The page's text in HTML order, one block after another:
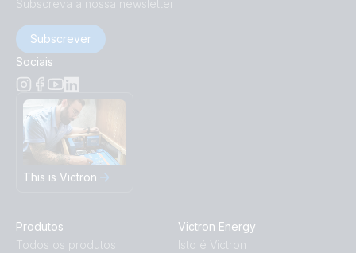
Subscreva a nossa newsletter
Subscrever
Sociais
This is Victron
Produtos
Todos os produtos
Victron Energy
Isto é Victron